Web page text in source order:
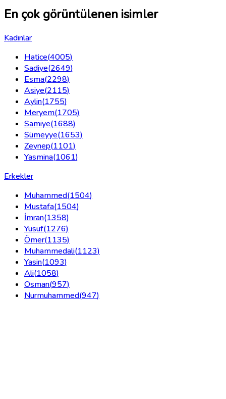
En çok görüntülenen isimler
Kadınlar
Hatice(4005)
Sadiye(2649)
Esma(2298)
Asiye(2115)
Aylin(1755)
Meryem(1705)
Samiye(1688)
Sümeyye(1653)
Zeynep(1101)
Yasmina(1061)
Erkekler
Muhammed(1504)
Mustafa(1504)
İmran(1358)
Yusuf(1276)
Ömer(1135)
Muhammedali(1123)
Yasin(1093)
Ali(1058)
Osman(957)
Nurmuhammed(947)